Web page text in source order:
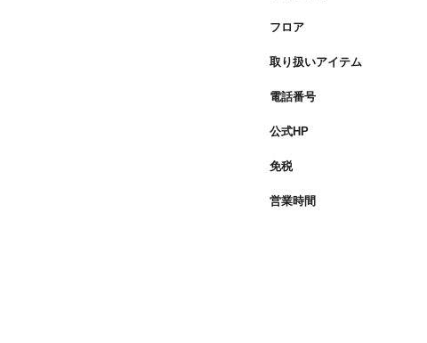
フロア
取り扱いアイテム
電話番号
公式HP
免税
営業時間